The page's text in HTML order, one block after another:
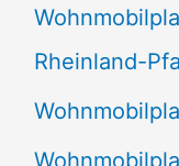
Rheinland-